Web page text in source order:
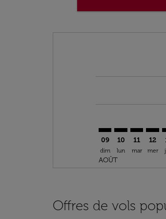
09
dim
AOÛT
10
lun
11
mar
12
mer
Offres de vols